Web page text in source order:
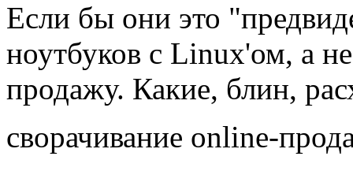
Если бы они это
ноутбуков с Linux'ом, а
продажу. Какие, блин,
сворачивание online-